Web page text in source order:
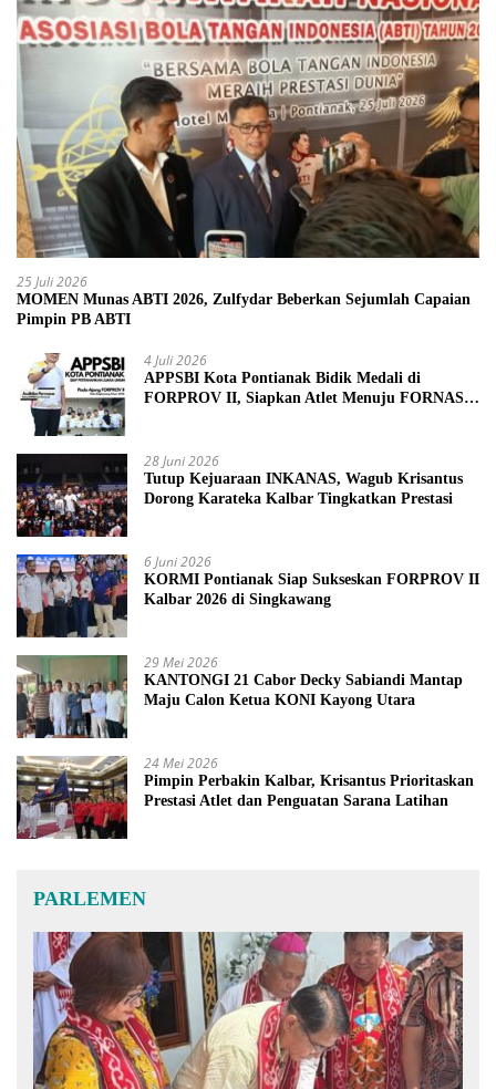
25 Juli 2026
MOMEN Munas ABTI 2026, Zulfydar Beberkan Sejumlah Capaian
Pimpin PB ABTI
4 Juli 2026
APPSBI Kota Pontianak Bidik Medali di
FORPROV II, Siapkan Atlet Menuju FORNAS
28 Juni 2026
Tutup Kejuaraan INKANAS, Wagub Krisantus
Dorong Karateka Kalbar Tingkatkan Prestasi
6 Juni 2026
KORMI Pontianak Siap Sukseskan FORPROV II
Kalbar 2026 di Singkawang
29 Mei 2026
KANTONGI 21 Cabor Decky Sabiandi Mantap
Maju Calon Ketua KONI Kayong Utara
24 Mei 2026
Pimpin Perbakin Kalbar, Krisantus Prioritaskan
Prestasi Atlet dan Penguatan Sarana Latihan
PARLEMEN